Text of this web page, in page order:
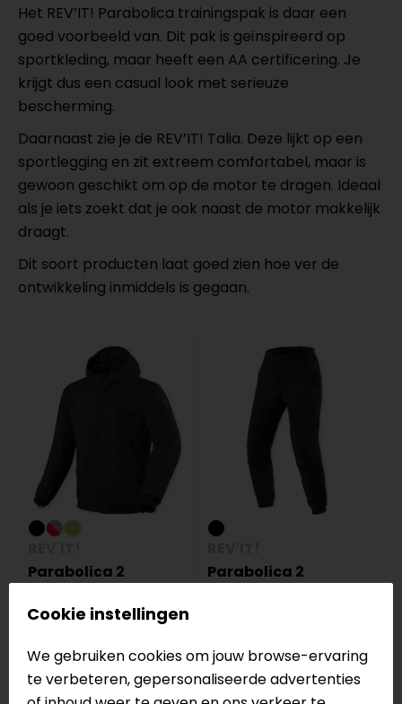
Het REV’IT! Parabolica trainingspak is daar een
goed voorbeeld van. Dit pak is geïnspireerd op
sportkleding, maar heeft een AA certificering. Je
krijgt dus een casual look met serieuze
bescherming.
Daarnaast zie je de REV’IT! Talia. Deze lijkt op een
sportlegging en zit extreem comfortabel, maar is
gewoon geschikt om op de motor te dragen. Ideaal
als je iets zoekt dat je ook naast de motor makkelijk
draagt.
Dit soort producten laat goed zien hoe ver de
ontwikkeling inmiddels is gegaan.
Parabolica 2
229,99
Parabolica 2
Voor wie is een motor trainingspak
Cookie instellingen
We gebruiken cookies om jouw browse-ervaring
te verbeteren, gepersonaliseerde advertenties